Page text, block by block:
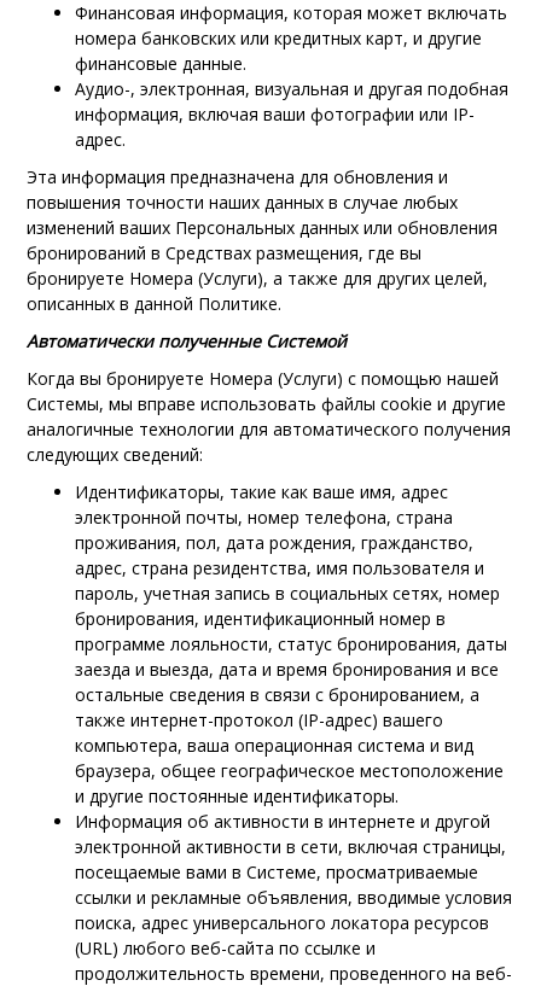
Финансовая информация, которая может включать
номера банковских или кредитных карт, и другие
финансовые данные.
Аудио-, электронная, визуальная и другая подобная
информация, включая ваши фотографии или IP-
адрес.
Эта информация предназначена для обновления и
повышения точности наших данных в случае любых
изменений ваших Персональных данных или обновления
бронирований в Средствах размещения, где вы
бронируете Номера (Услуги), а также для других целей,
описанных в данной Политике.
Автоматически полученные Системой
Когда вы бронируете Номера (Услуги) с помощью нашей
Системы, мы вправе использовать файлы cookie и другие
аналогичные технологии для автоматического получения
следующих сведений:
Идентификаторы, такие как ваше имя, адрес
электронной почты, номер телефона, страна
проживания, пол, дата рождения, гражданство,
адрес, страна резидентства, имя пользователя и
пароль, учетная запись в социальных сетях, номер
бронирования, идентификационный номер в
программе лояльности, статус бронирования, даты
заезда и выезда, дата и время бронирования и все
остальные сведения в связи с бронированием, а
также интернет-протокол (IP-адрес) вашего
компьютера, ваша операционная система и вид
браузера, общее географическое местоположение
и другие постоянные идентификаторы.
Информация об активности в интернете и другой
электронной активности в сети, включая страницы,
посещаемые вами в Системе, просматриваемые
ссылки и рекламные объявления, вводимые условия
поиска, адрес универсального локатора ресурсов
(URL) любого веб-сайта по ссылке и
продолжительность времени, проведенного на веб-